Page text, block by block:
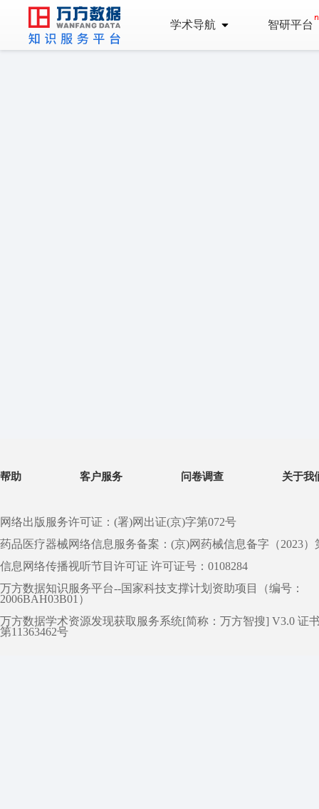
学术导航 智研平台
帮助 客户服务 问卷调查 关于我
网络出版服务许可证：(署)网出证(京)字第072号
药品医疗器械网络信息服务备案：(京)网药械信息备字（2023）
信息网络传播视听节目许可证 许可证号：0108284
万方数据知识服务平台--国家科技支撑计划资助项目（编号：
2006BAH03B01）
万方数据学术资源发现获取服务系统[简称：万方智搜] V3.0 证
第11363462号